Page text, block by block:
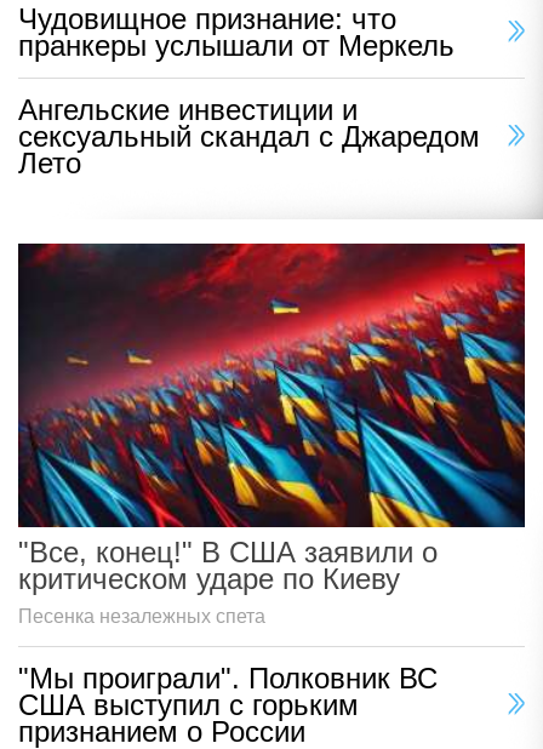
Чудовищное признание: что
пранкеры услышали от Меркель
Ангельские инвестиции и
сексуальный скандал с Джаредом
Лето
"Все, конец!" В США заявили о
критическом ударе по Киеву
Песенка незалежных спета
"Мы проиграли". Полковник ВС
США выступил с горьким
признанием о России